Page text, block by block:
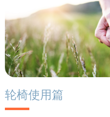
让我们与你并肩而行。
拥抱每刻，留住这爱。
轻松一下，充下电啦！
轮椅使用篇